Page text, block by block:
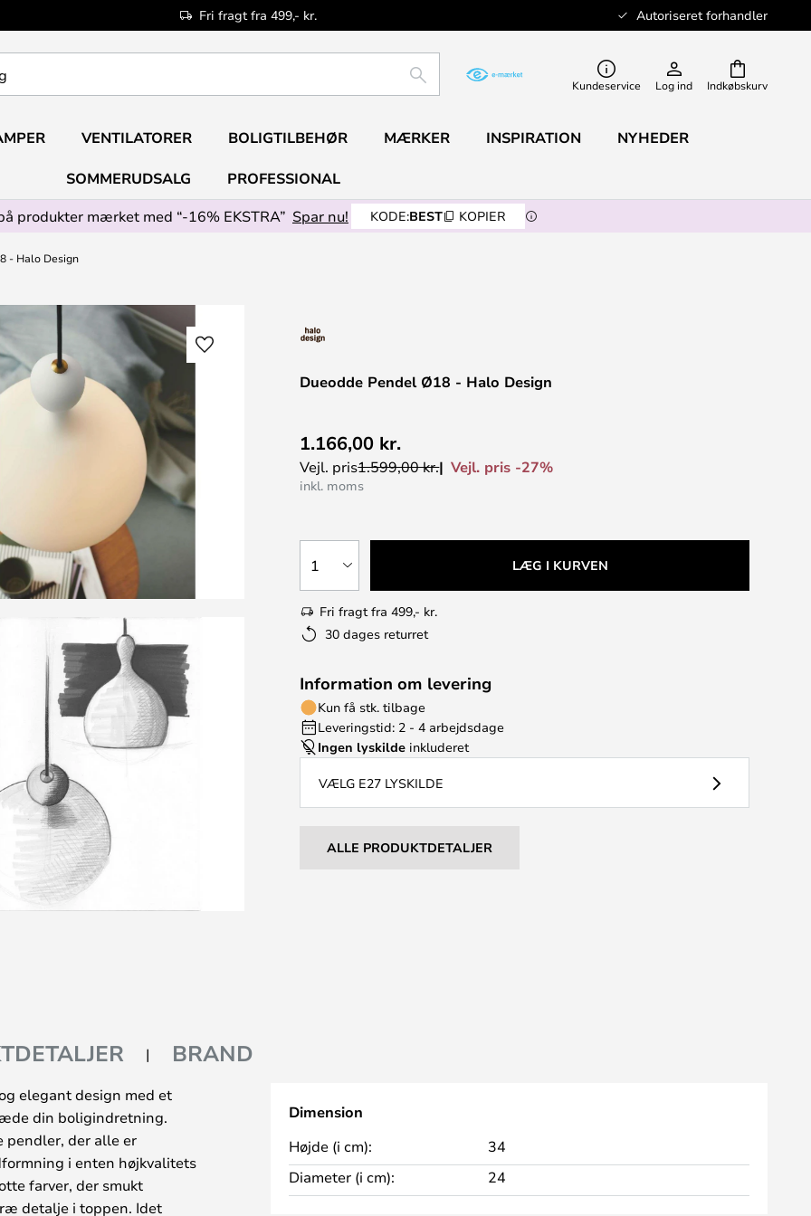
Fri fragt fra 499,- kr. Autoriseret forhandler
Indkøbskurv
SØG Kundeservice Log ind
VENTILATORER BOLIGTILBEHØR MÆRKER INSPIRATION NYHEDER
SOMMERUDSALG
PROFESSIONAL
produkter mærket med “-16% EKSTRA” Spar nu! KODE:BEST KOPIER
- Halo Design
Dueodde Pendel Ø18 - Halo Design
1.166,00 kr.
Vejl. pris1.599,00 kr. Vejl. pris -27%
inkl. moms
1 LÆG I KURVEN
Fri fragt fra 499,- kr.
30 dages returret
Information om levering
Kun få stk. tilbage
Leveringstid: 2 - 4 arbejdsdage
Ingen lyskilde inkluderet
VÆLG E27 LYSKILDE
ALLE PRODUKTDETALJER
BRAND
elegant design med et
din boligindretning.
pendler, der alle er
i enten højkvalitets
farver, der smukt
detalje i toppen. Idet
Dimension
Højde (i cm):
34
Diameter (i cm):
24